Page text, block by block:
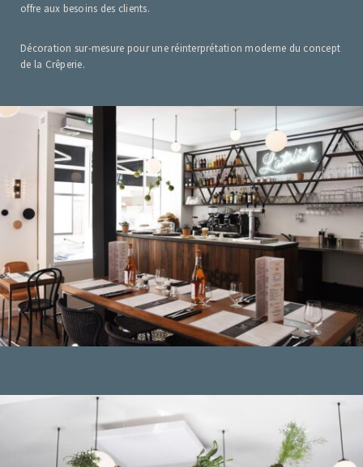
offre aux besoins des clients.
Décoration sur-mesure pour une réinterprétation moderne du concept
de la Crêperie.